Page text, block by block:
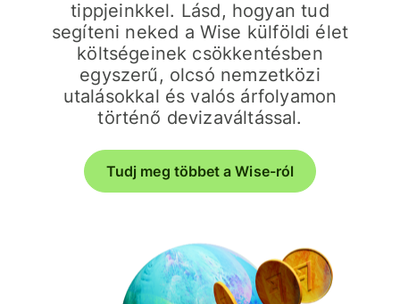
tippjeinkkel. Lásd, hogyan tud
segíteni neked a Wise külföldi élet
költségeinek csökkentésben
egyszerű, olcsó nemzetközi
utalásokkal és valós árfolyamon
történő devizaváltással.
Tudj meg többet a Wise-ról